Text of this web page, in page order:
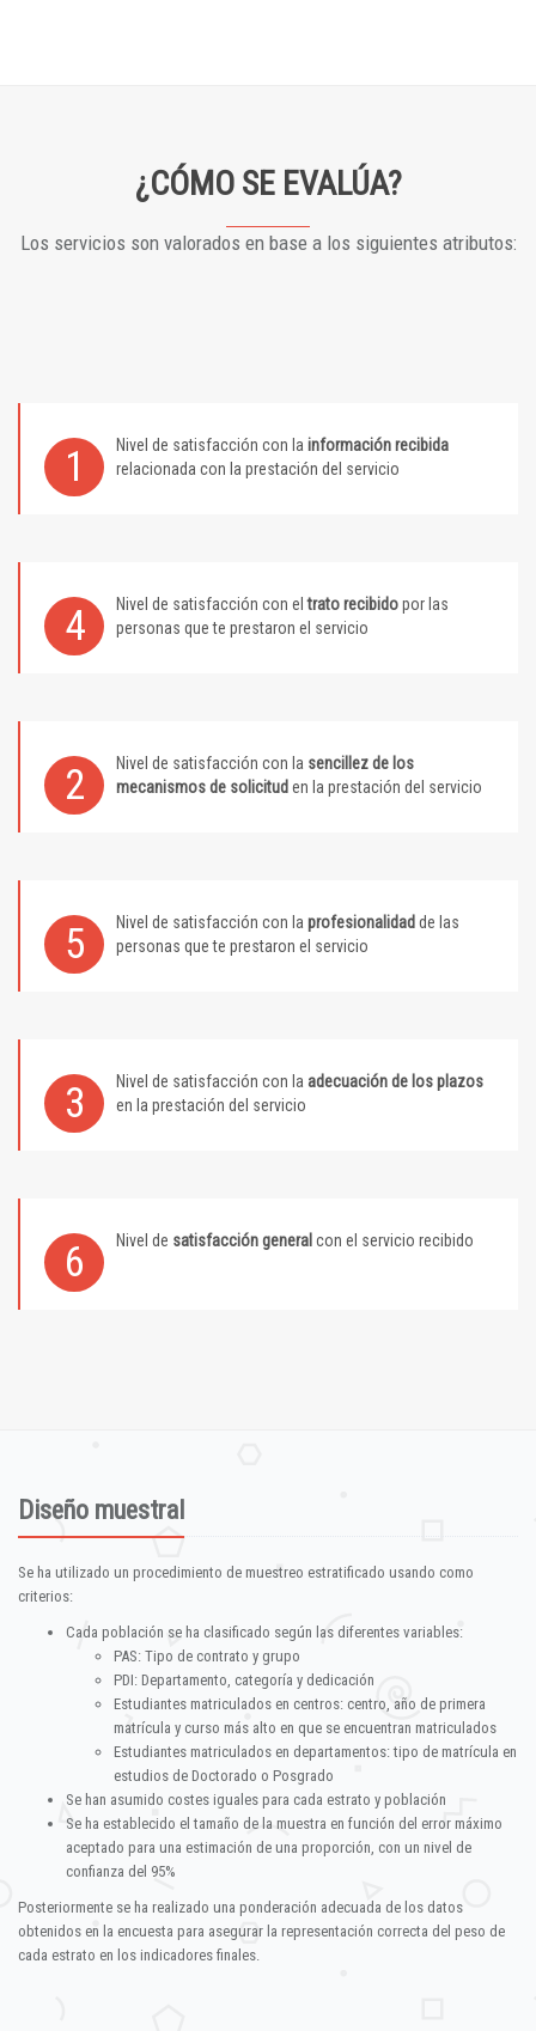
¿CÓMO SE EVALÚA?
Los servicios son valorados en base a los siguientes atributos:
1 Nivel de satisfacción con la información recibida
relacionada con la prestación del servicio
4 Nivel de satisfacción con eltrato recibidopor las
personas que te prestaron el servicio
2 Nivel de satisfacción con la sencillez de los
mecanismos de solicitud en la prestación del servicio
5 Nivel de satisfacción con la profesionalidad de las
personas que te prestaron el servicio
3 Nivel de satisfacción con la adecuación de los plazos
en la prestación del servicio
6 Nivel de satisfacción general con el servicio recibido
Diseño muestral
Se ha utilizado un procedimiento de muestreo estratificado usando como
criterios:
Cada población se ha clasificado según las diferentes variables:
PAS: Tipo de contrato y grupo
PDI: Departamento, categoría y dedicación
Estudiantes matriculados en centros: centro, año de primera
matrícula y curso más alto en que se encuentran matriculados
Estudiantes matriculados en departamentos: tipo de matrícula en
estudios de Doctorado o Posgrado
Se han asumido costes iguales para cada estrato y población
Se ha establecido el tamaño de la muestra en función del error máximo
aceptado para una estimación de una proporción, con un nivel de
confianza del 95%
Posteriormente se ha realizado una ponderación adecuada de los datos
obtenidos en la encuesta para asegurar la representación correcta del peso de
cada estrato en los indicadores finales.